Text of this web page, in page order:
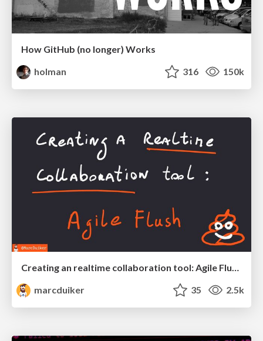
How GitHub (no longer) Works
holman
316 150k
Creating an realtime collaboration tool: Agile Flush - .NET Oxford
marcduiker
35 2.5k